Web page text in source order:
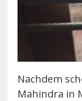
Nachdem
Mahindra in